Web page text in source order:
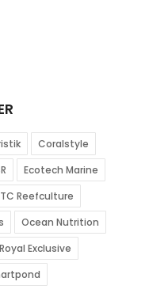
Coralstyle
Ecotech Marine
Reefculture
Ocean Nutrition
Royal Exclusive